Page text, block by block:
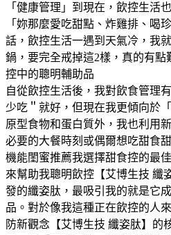
「健康管理」到現在，飲控生活
「妳那麼愛吃甜點、炸雞排、喝
話，飲控生活一遇到天氣冷，我
鍋，要完全戒掉這2樣，真的有點
控中的聰明輔助品
自從飲控生活後，我對飲食管理
少吃＂就好，但現在我更傾向於
原型食物和蛋白質外，我也利用
必要的大餐時刻或偶爾想吃甜食
機能閨蜜推薦我選擇甜食控的最
來幫助我聰明飲控【艾博生技 纖
發的纖姿肽，最吸引我的就是它
品。對於像我這種正在飲控的人
防新觀念【艾博生技 纖姿肽】的